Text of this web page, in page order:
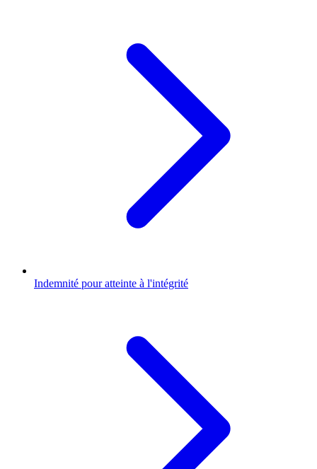
Indemnité pour atteinte à l'intégrité